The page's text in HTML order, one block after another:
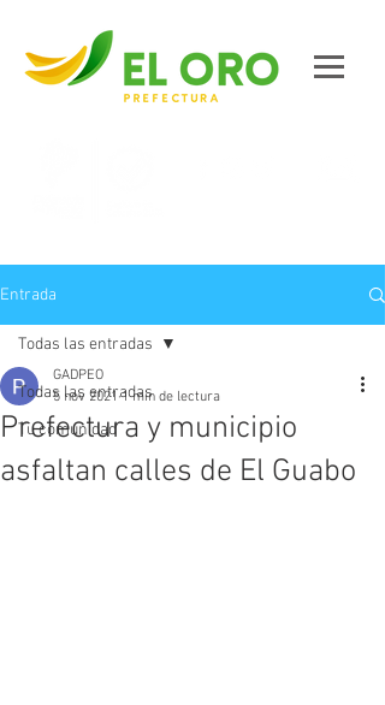
Entrada
Todas las entradas
Tu comunidad
Todas las entradas
Prefectura y municipio
asfaltan calles de El Guabo
GADPEO
5 nov 2021 1 min de lectura